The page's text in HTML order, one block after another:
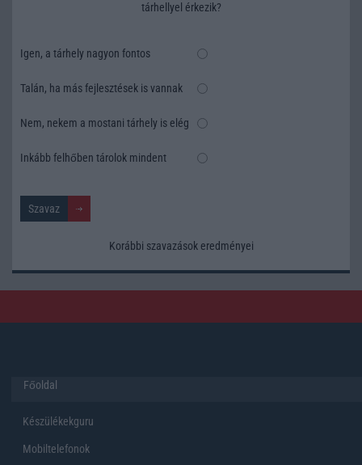
tárhellyel érkezik?
Igen, a tárhely nagyon fontos
Talán, ha más fejlesztések is vannak
Nem, nekem a mostani tárhely is elég
Inkább felhőben tárolok mindent
Korábbi szavazások eredményei
Főoldal
Készülékekguru
Mobiltelefonok